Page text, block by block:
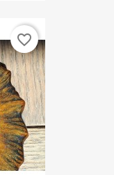
favorite_border